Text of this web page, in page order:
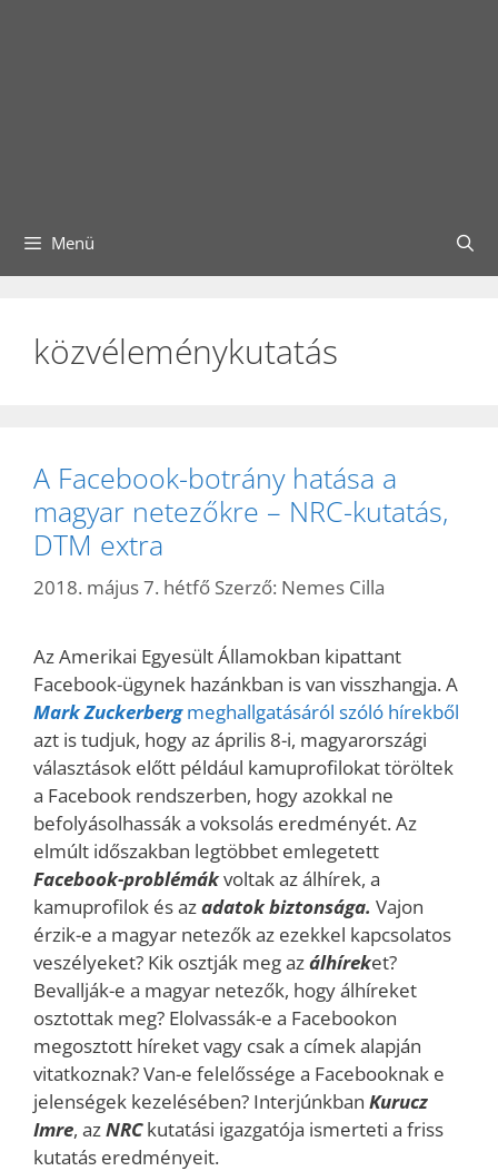
Menü
közvéleménykutatás
A Facebook-botrány hatása a
magyar netezőkre – NRC-kutatás,
DTM extra
2018. május 7. hétfő Szerző: Nemes Cilla
Az Amerikai Egyesült Államokban kipattant
Facebook-ügynek hazánkban is van visszhangja. A
Mark Zuckerbergmeghallgatásáról szóló hírekből
azt is tudjuk, hogy az április 8-i, magyarországi
választások előtt például kamuprofilokat töröltek
a Facebook rendszerben, hogy azokkal ne
befolyásolhassák a voksolás eredményét. Az
elmúlt időszakban legtöbbet emlegetett
Facebook-problémákvoltak az álhírek, a
kamuprofilok és azadatok biztonsága. Vajon
érzik-e a magyar netezők az ezekkel kapcsolatos
veszélyeket? Kik osztják meg azálhíreket?
Bevallják-e a magyar netezők, hogy álhíreket
osztottak meg? Elolvassák-e a Facebookon
megosztott híreket vagy csak a címek alapján
vitatkoznak? Van-e felelőssége a Facebooknak e
jelenségek kezelésében? Interjúnkban Kurucz
Imre, azNRCkutatási igazgatója ismerteti a friss
kutatás eredményeit.